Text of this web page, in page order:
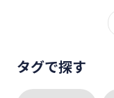
タグで探す